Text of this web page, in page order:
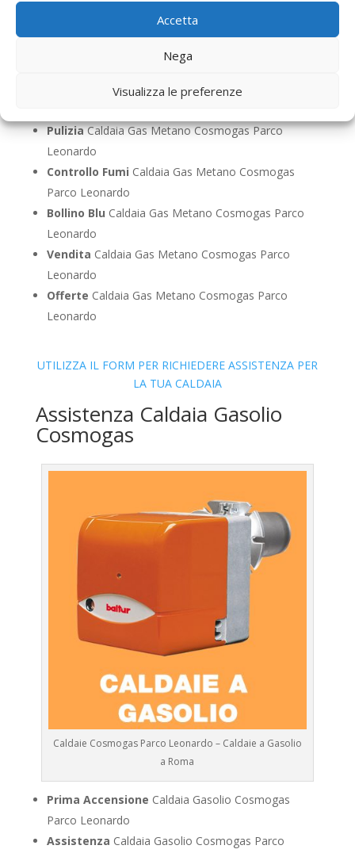
Accetta
Nega
Visualizza le preferenze
SostituzioneCaldaia Gas Metano Cosmogas Parco
PuliziaCaldaia Gas Metano Cosmogas Parco
Leonardo
Controllo Fumi Caldaia Gas Metano Cosmogas
Parco Leonardo
Bollino Blu Caldaia Gas Metano Cosmogas Parco
Leonardo
Vendita Caldaia Gas Metano Cosmogas Parco
Leonardo
Offerte Caldaia Gas Metano Cosmogas Parco
Leonardo
UTILIZZA IL FORM PER RICHIEDERE ASSISTENZA PER
LA TUA CALDAIA
Assistenza Caldaia Gasolio
Cosmogas
Caldaie Cosmogas Parco Leonardo – Caldaie a Gasolio
a Roma
Prima Accensione Caldaia Gasolio Cosmogas
Parco Leonardo
Assistenza Caldaia Gasolio Cosmogas Parco